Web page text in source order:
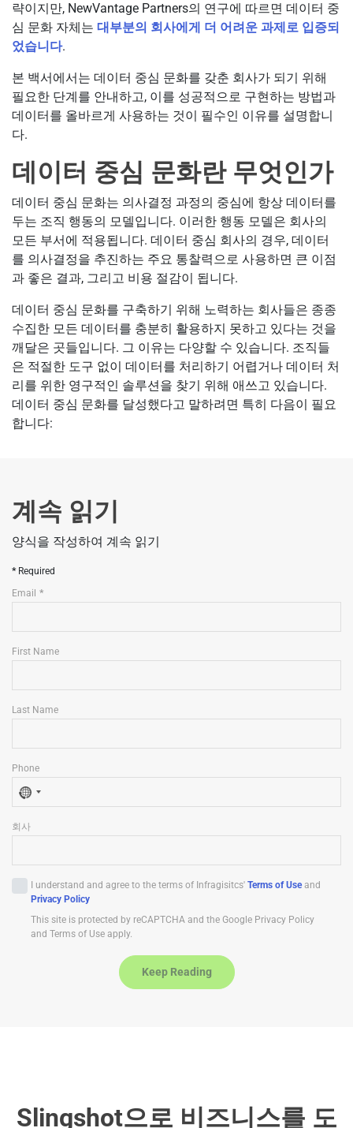
략이지만, NewVantage Partners의 연구에 따르면 데이터 중
심 문화 자체는 대부분의 회사에게 더 어려운 과제로 입증되
었습니다.
본 백서에서는 데이터 중심 문화를 갖춘 회사가 되기 위해
필요한 단계를 안내하고, 이를 성공적으로 구현하는 방법과
데이터를 올바르게 사용하는 것이 필수인 이유를 설명합니
다.
데이터 중심 문화란 무엇인가
데이터 중심 문화는 의사결정 과정의 중심에 항상 데이터를
두는 조직 행동의 모델입니다. 이러한 행동 모델은 회사의
모든 부서에 적용됩니다. 데이터 중심 회사의 경우, 데이터
를 의사결정을 추진하는 주요 통찰력으로 사용하면 큰 이점
과 좋은 결과, 그리고 비용 절감이 됩니다.
데이터 중심 문화를 구축하기 위해 노력하는 회사들은 종종
수집한 모든 데이터를 충분히 활용하지 못하고 있다는 것을
깨달은 곳들입니다. 그 이유는 다양할 수 있습니다. 조직들
은 적절한 도구 없이 데이터를 처리하기 어렵거나 데이터 처
리를 위한 영구적인 솔루션을 찾기 위해 애쓰고 있습니다.
데이터 중심 문화를 달성했다고 말하려면 특히 다음이 필요
합니다:
계속 읽기
양식을 작성하여 계속 읽기
Required
Email
First Name
Last Name
N
c
u
n
Phone
회사
I understand and agree to the terms of Infragisitcs' Terms of Useand
Privacy Policy
This site is protected by reCAPTCHA and the Google Privacy Policy
and Terms of Use apply.
Keep Reading
Slingshot으로 비즈니스를 도